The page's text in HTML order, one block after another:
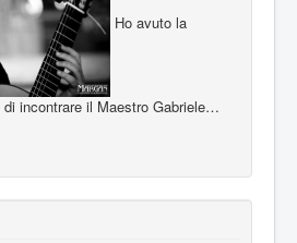
Ho avuto la
incontrare il Maestro Gabriele…